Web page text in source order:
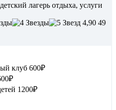
лагерь отдыха, услуги
4,90 49
клуб 600₽
1200₽